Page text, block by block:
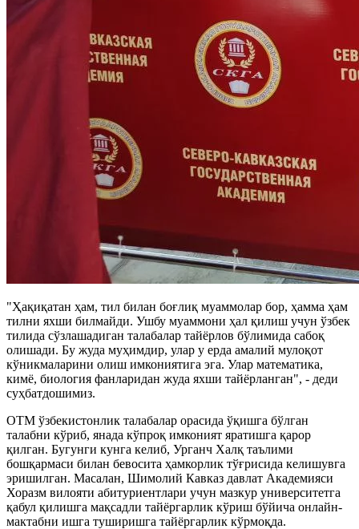
"Ҳақиқатан ҳам, тил билан боғлиқ муаммолар бор, ҳамма ҳам
тилни яхши билмайди. Ушбу муаммони ҳал қилиш учун ўзбек
тилида сўзлашадиган талабалар тайёрлов бўлимида сабоқ
олишади. Бу жуда муҳимдир, улар у ерда амалий мулоқот
кўникмаларини олиш имкониятига эга. Улар математика,
кимё, биология фанларидан жуда яхши тайёрланган", - деди
суҳбатдошимиз.
ОТМ ўзбекистонлик талабалар орасида ўқишга бўлган
талабни кўриб, янада кўпроқ имконият яратишга қарор
қилган. Бугунги кунга келиб, Урганч Халқ таълими
бошқармаси билан бевосита ҳамкорлик тўғрисида келишувга
эришилган. Масалан, Шимолий Кавказ давлат Академияси
Хоразм вилояти абитуриентлари учун мазкур университетга
қабул қилишга мақсадли тайёргарлик кўриш бўйича онлайн-
мактабни ишга туширишга тайёргарлик кўрмоқда.